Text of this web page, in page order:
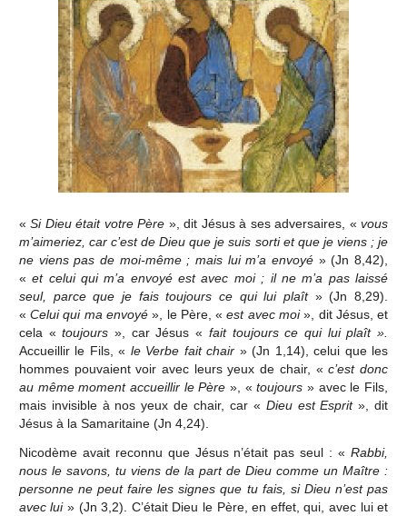
«Si Dieu était votre Père », dit Jésus à ses adversaires, «vous
m’aimeriez, car c’est de Dieu que je suis sorti et que je viens ; je
ne viens pas de moi-même ; mais lui m’a envoyé » (Jn 8,42),
«et celui qui m’a envoyé est avec moi ; il ne m’a pas laissé
seul, parce que je fais toujours ce qui lui plaît » (Jn 8,29).
«Celui qui ma envoyé», le Père, «est avec moi», dit Jésus, et
cela «toujours», car Jésus « fait toujours ce qui lui plaît ».
Accueillir le Fils, « le Verbe fait chair » (Jn 1,14), celui que les
hommes pouvaient voir avec leurs yeux de chair, «c’est donc
au même moment accueillir le Père », «toujours » avec le Fils,
mais invisible à nos yeux de chair, car « Dieu est Esprit», dit
Jésus à la Samaritaine (Jn 4,24).
Nicodème avait reconnu que Jésus n’était pas seul : «Rabbi,
nous le savons, tu viens de la part de Dieu comme un Maître :
personne ne peut faire les signes que tu fais, si Dieu n’est pas
avec lui» (Jn 3,2). C’était Dieu le Père, en effet, qui, avec lui et